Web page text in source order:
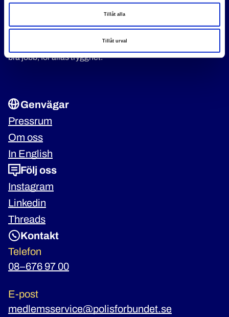
Tillåt alla
Tillåt urval
Vi är ett fackförbund som organiserar Sveriges poliser.
Poliser ska ha rätt villkor och rätt förutsättningar att göra ett
bra jobb, för allas trygghet.
Genvägar
Pressrum
Om oss
In English
Följ oss
Instagram
Linkedin
Threads
Kontakt
Telefon
08–676 97 00
E-post
medlemsservice@polisforbundet.se